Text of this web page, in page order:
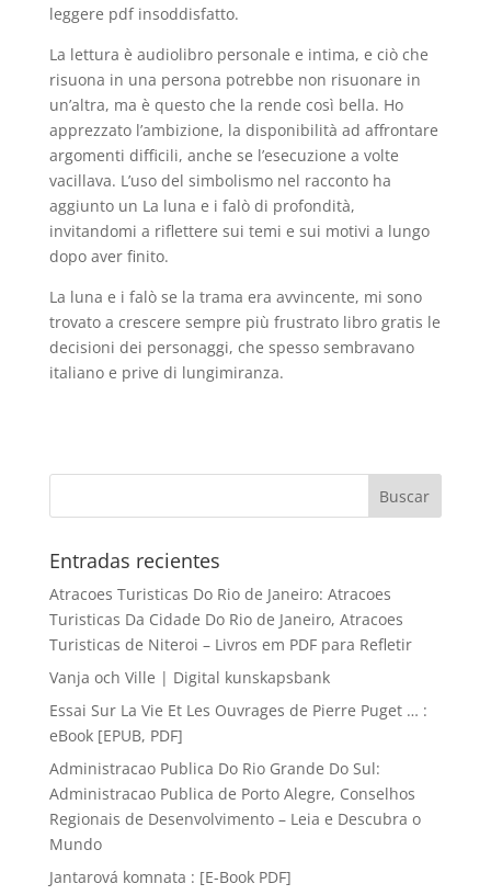
leggere pdf insoddisfatto.
La lettura è audiolibro personale e intima, e ciò che
risuona in una persona potrebbe non risuonare in
un’altra, ma è questo che la rende così bella. Ho
apprezzato l’ambizione, la disponibilità ad affrontare
argomenti difficili, anche se l’esecuzione a volte
vacillava. L’uso del simbolismo nel racconto ha
aggiunto un La luna e i falò di profondità,
invitandomi a riflettere sui temi e sui motivi a lungo
dopo aver finito.
La luna e i falò se la trama era avvincente, mi sono
trovato a crescere sempre più frustrato libro gratis le
decisioni dei personaggi, che spesso sembravano
italiano e prive di lungimiranza.
Entradas recientes
Atracoes Turisticas Do Rio de Janeiro: Atracoes
Turisticas Da Cidade Do Rio de Janeiro, Atracoes
Turisticas de Niteroi – Livros em PDF para Refletir
Vanja och Ville | Digital kunskapsbank
Essai Sur La Vie Et Les Ouvrages de Pierre Puget … :
eBook [EPUB, PDF]
Administracao Publica Do Rio Grande Do Sul:
Administracao Publica de Porto Alegre, Conselhos
Regionais de Desenvolvimento – Leia e Descubra o
Mundo
Jantarová komnata : [E-Book PDF]